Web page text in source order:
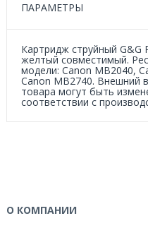
ПАРАМЕТРЫ
Картридж струйный G&G
желтый совместимый.
модели: Canon MB2040,
Canon MB2740. Внешний
товара могут быть
соответствии с
О КОМПАНИИ